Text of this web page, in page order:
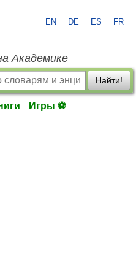
EN DE ES FR
Академике
Найти!
Игры ⚽